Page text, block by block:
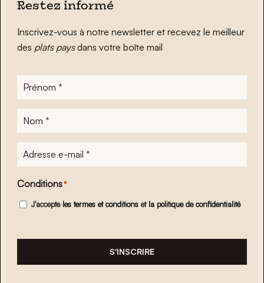
Restez informé
Inscrivez-vous à notre newsletter et recevez le meilleur
des plats paysdans votre boîte mail
Prénom
Nom
Adresse
e-
mail*
Conditions*
J'accepte les termes et conditions et la politique de confidentialité
S'INSCRIRE